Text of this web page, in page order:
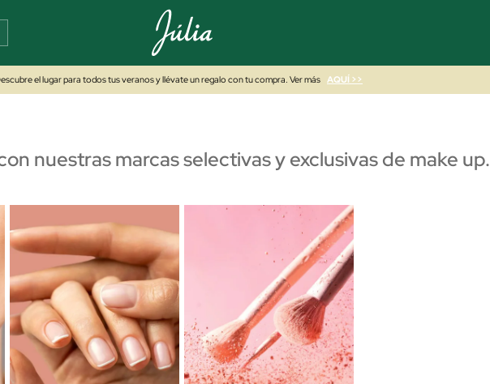
el lugar para todos tus veranos y llévate un regalo con tu compra. Ver más AQUÍ >>
nuestras marcas selectivas y exclusivas de make up.